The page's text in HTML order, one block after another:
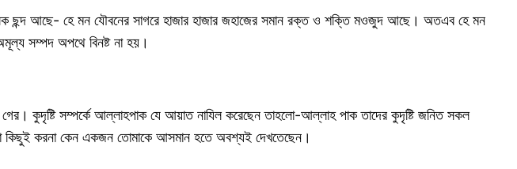
ছন্দ আছে- হে মন যৌবনের সাগরে হাজার হাজার জহাজের সমান রক্ত ও শক্তি মওজুদ আছে। অতএব হে মন
সম্পদ অপথে বিনষ্ট না হয়।
কুদৃষ্টি সম্পর্কে আল্লাহপাক যে আয়াত নাযিল করেছেন তাহলো-আল্লাহ পাক তাদের কুদৃষ্টি জনিত সকল
কিছুই করনা কেন একজন তোমাকে আসমান হতে অবশ্যই দেখতেছেন।